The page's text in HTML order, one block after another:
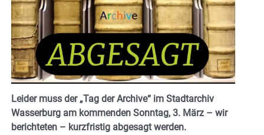
Leider muss der „Tag der Archive“ im Stadtarchiv
Wasserburg am kommenden Sonntag, 3. März – wir
berichteten – kurzfristig abgesagt werden.